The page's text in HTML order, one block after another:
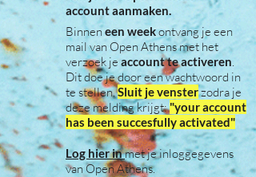
Binneneen weekontvang je een
mail van Open Athens met het
verzoek je account te activeren.
Dit doe je door een wachtwoord in
te stellen.Sluit je vensterzodra je
deze melding krijgt:"your account
has been succesfully activated"
account aanmaken.
Log hier inmet je inloggegevens
van Open Athens.